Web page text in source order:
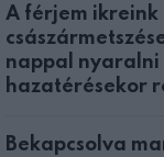
A férjem
nappal nyaralni
hazatérésekor
Bekapcsolva